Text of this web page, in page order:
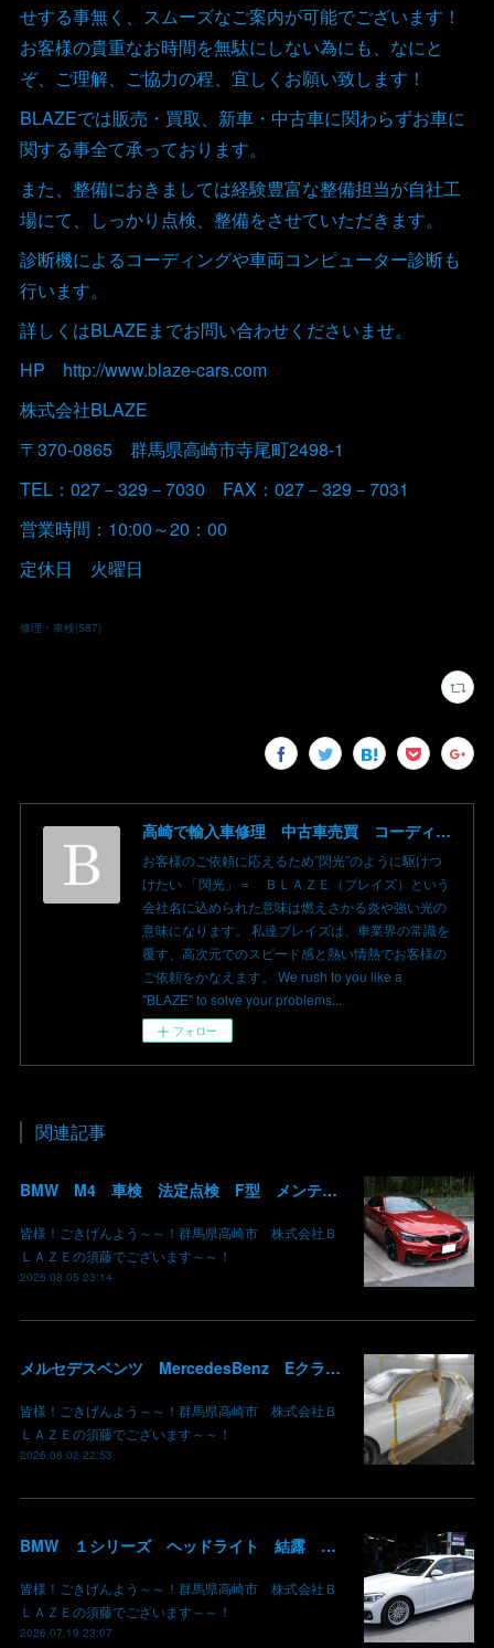
せする事無く、スムーズなご案内が可能でございます！
お客様の貴重なお時間を無駄にしない為にも、なにと
ぞ、ご理解、ご協力の程、宜しくお願い致します！
BLAZEでは販売・買取、新車・中古車に関わらずお車に
関する事全て承っております。
また、整備におきましては経験豊富な整備担当が自社工
場にて、しっかり点検、整備をさせていただきます。
診断機によるコーディングや車両コンピューター診断も
行います。
詳しくはBLAZEまでお問い合わせくださいませ。
HP http://www.blaze-cars.com
株式会社BLAZE
〒370-0865 群馬県高崎市寺尾町2498-1
TEL：027－329－7030 FAX：027－329－7031
営業時間：10:00～20：00
定休日 火曜日
修理・車検(587)
高崎で輸入車修理 中古車売買 コーディングならBLAZE（ブレイズ）へ│BLAZE Total Car Support & Modify in Takasaki Gunma
お客様のご依頼に応えるため”閃光”のように駆けつ
けたい 「閃光」＝ ＢＬＡＺＥ（ブレイズ）という
会社名に込められた意味は燃えさかる炎や強い光の
意味になります。 私達ブレイズは、車業界の常識を
覆す、高次元でのスピード感と熱い情熱でお客様の
ご依頼をかなえます。 We rush to you like a
"BLAZE" to solve your problems...
フォロー
関連記事
BMW M4 車検 法定点検 F型 メンテナンス ロアアーム 交換 群馬 高崎
皆様！ごきげんよう～～！群馬県高崎市 株式会社Ｂ
ＬＡＺＥの須藤でございます～～！
2026.08.05 23:14
メルセデスベンツ MercedesBenz Eクラス 213 板金 鈑金 修理 ドア バンパー サイドスカート クォーターパネル 保険 群馬 高崎
皆様！ごきげんよう～～！群馬県高崎市 株式会社Ｂ
ＬＡＺＥの須藤でございます～～！
2026.08.02 22:53
BMW １シリーズ ヘッドライト 結露 浸水 シーリング加工 水滴 株式会社BLAZE
皆様！ごきげんよう～～！群馬県高崎市 株式会社Ｂ
ＬＡＺＥの須藤でございます～～！
2026.07.19 23:07